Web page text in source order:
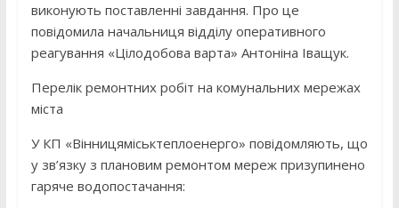
виконують поставленні завдання. Про це
повідомила начальниця відділу оперативного
реагування «Цілодобова варта» Антоніна Іващук.
Перелік ремонтних робіт на комунальних мережах
міста
У КП «Вінницяміськтеплоенерго» повідомляють, що
у зв’язку з плановим ремонтом мереж призупинено
гаряче водопостачання: